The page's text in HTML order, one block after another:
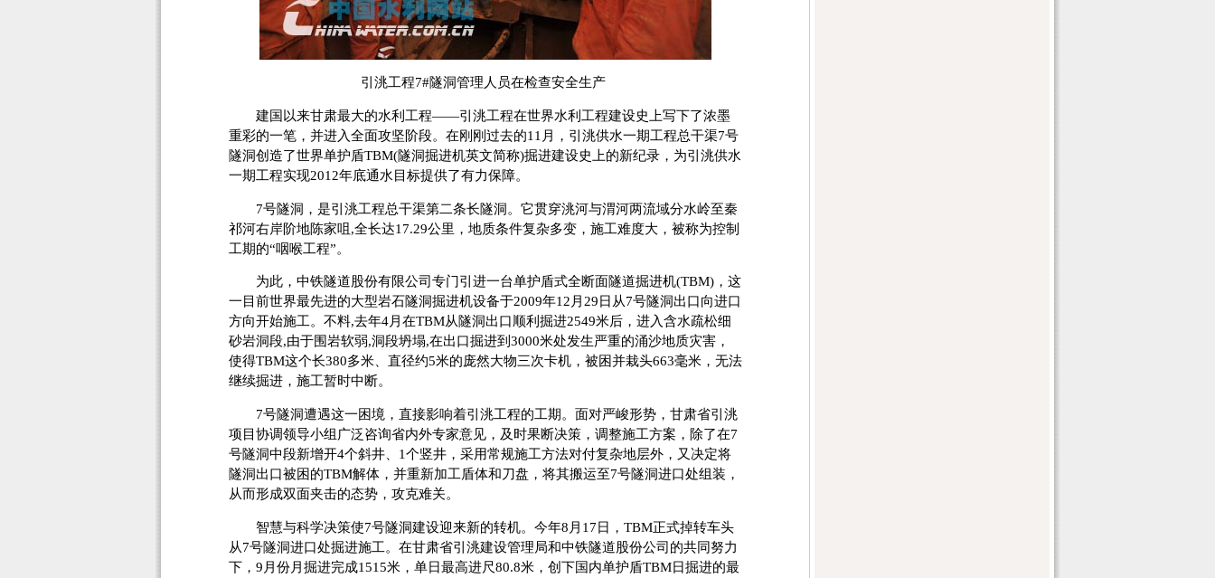
引洮工程7#隧洞管理人员在检查安全生产
建国以来甘肃最大的水利工程——引洮工程在世界水利工程建设史上写下了浓墨
重彩的一笔，并进入全面攻坚阶段。在刚刚过去的11月，引洮供水一期工程总干渠7号
隧洞创造了世界单护盾TBM(隧洞掘进机英文简称)掘进建设史上的新纪录，为引洮供水
一期工程实现2012年底通水目标提供了有力保障。
7号隧洞，是引洮工程总干渠第二条长隧洞。它贯穿洮河与渭河两流域分水岭至秦
祁河右岸阶地陈家咀,全长达17.29公里，地质条件复杂多变，施工难度大，被称为控制
工期的“咽喉工程”。
为此，中铁隧道股份有限公司专门引进一台单护盾式全断面隧道掘进机(TBM)，这
一目前世界最先进的大型岩石隧洞掘进机设备于2009年12月29日从7号隧洞出口向进口
方向开始施工。不料,去年4月在TBM从隧洞出口顺利掘进2549米后，进入含水疏松细
砂岩洞段,由于围岩软弱,洞段坍塌,在出口掘进到3000米处发生严重的涌沙地质灾害，
使得TBM这个长380多米、直径约5米的庞然大物三次卡机，被困并栽头663毫米，无法
继续掘进，施工暂时中断。
7号隧洞遭遇这一困境，直接影响着引洮工程的工期。面对严峻形势，甘肃省引洮
项目协调领导小组广泛咨询省内外专家意见，及时果断决策，调整施工方案，除了在7
号隧洞中段新增开4个斜井、1个竖井，采用常规施工方法对付复杂地层外，又决定将
隧洞出口被困的TBM解体，并重新加工盾体和刀盘，将其搬运至7号隧洞进口处组装，
从而形成双面夹击的态势，攻克难关。
智慧与科学决策使7号隧洞建设迎来新的转机。今年8月17日，TBM正式掉转车头
从7号隧洞进口处掘进施工。在甘肃省引洮建设管理局和中铁隧道股份公司的共同努力
下，9月份月掘进完成1515米，单日最高进尺80.8米，创下国内单护盾TBM日掘进的最